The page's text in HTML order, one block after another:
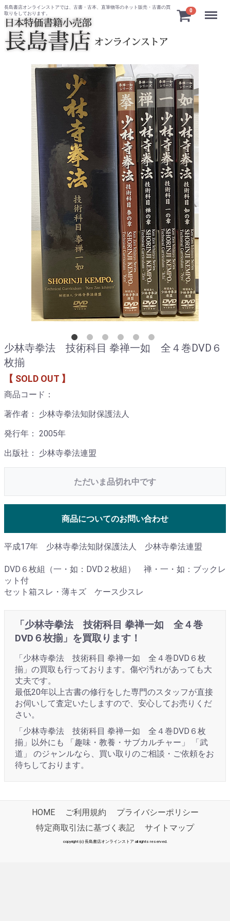
長島書店オンラインストアでは、古書・古本、直筆物等のネット販売・古書の買
取りをしております。
0 Menu
少林寺拳法 技術科目 拳禅一如 全４巻DVD６
枚揃
【 SOLD OUT 】
商品コード：
著作者： 少林寺拳法知財保護法人
発行年： 2005年
出版社： 少林寺拳法連盟
ただいま品切れ中です
商品についてのお問い合わせ
平成17年 少林寺拳法知財保護法人 少林寺拳法連盟
DVD６枚組（一・如：DVD２枚組） 禅・一・如：ブックレ
ット付
セット箱スレ・薄キズ ケース少スレ
「少林寺拳法 技術科目 拳禅一如 全４巻
DVD６枚揃」を買取ります！
「少林寺拳法 技術科目 拳禅一如 全４巻DVD６枚
揃」の買取も行っております。傷や汚れがあっても大
丈夫です。
最低20年以上古書の修行をした専門のスタッフが直接
お伺いして査定いたしますので、安心してお売りくだ
さい。
「少林寺拳法 技術科目 拳禅一如 全４巻DVD６枚
揃」以外にも 「趣味・教養・サブカルチャー」 「武
道」 のジャンルなら、買い取りのご相談・ご依頼をお
待ちしております。
HOME ご利用規約
プライバシーポリシー
特定商取引法に基づく表記
サイトマップ
copyright (c) 長島書店オンラインストア all rights reserved.